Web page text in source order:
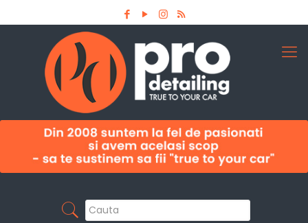
Aboneaza-te la newsletter
Pro Detailing
Sunt primul care afla noutatile din domeniu la